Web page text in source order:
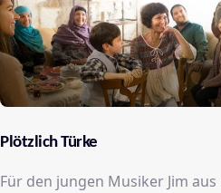
Plötzlich Türke
Für den jungen Musiker Jim